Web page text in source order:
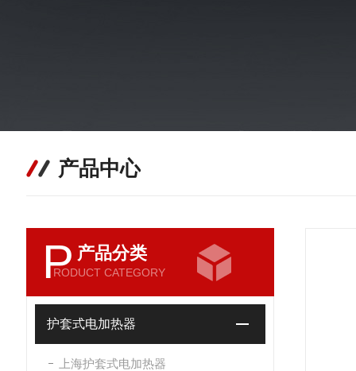
产品中心
P 产品分类
RODUCT CATEGORY
护套式电加热器
上海护套式电加热器